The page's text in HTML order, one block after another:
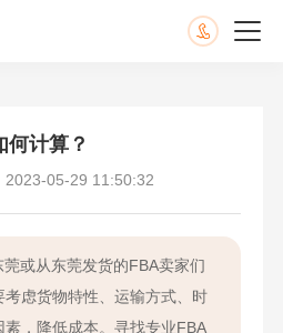
计算？
2023-05-29 11:50:32
或从东莞发货的FBA卖家们
虑货物特性、运输方式、时
，降低成本。寻找专业FBA